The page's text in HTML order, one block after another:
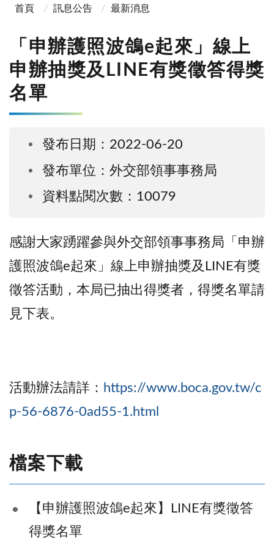
首頁 訊息公告 最新消息
「申辦護照波鴿e起來」線上
申辦抽獎及LINE有獎徵答得獎
名單
發布日期：2022-06-20
發布單位：外交部領事事務局
資料點閱次數：10079
感謝大家踴躍參與外交部領事事務局「申辦
護照波鴿e起來」線上申辦抽獎及LINE有獎
徵答活動，本局已抽出得獎者，得獎名單請
見下表。
活動辦法請詳： https://www.boca.gov.tw/c
p-56-6876-0ad55-1.html
檔案下載
【申辦護照波鴿e起來】LINE有獎徵答
得獎名單